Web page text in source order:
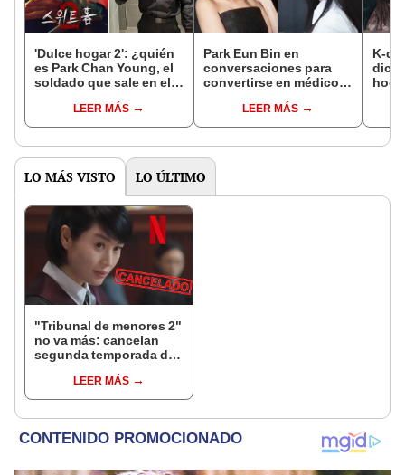
'Dulce hogar 2': ¿quién
es Park Chan Young, el
soldado que sale en el
LEER MÁS
Park Eun Bin en
conversaciones para
convertirse en médico
drama: ¿de qué trata?
LEER MÁS
K-
LO MÁS VISTO LO ÚLTIMO
"Tribunal de menores 2"
no va más: cancelan
segunda temporada del
LEER MÁS